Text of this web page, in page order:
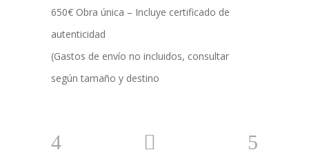
650€ Obra única – Incluye certificado de
autenticidad
(Gastos de envío no incluidos, consultar
según tamaño y destino